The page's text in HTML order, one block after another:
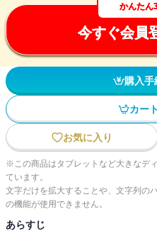
かんたん
今すぐ会員
購入
カー
お気に入り
※この商品はタブレットなど大きなデ
ています。
文字だけを拡大することや、文字列の
の機能が使用できません。
あらすじ